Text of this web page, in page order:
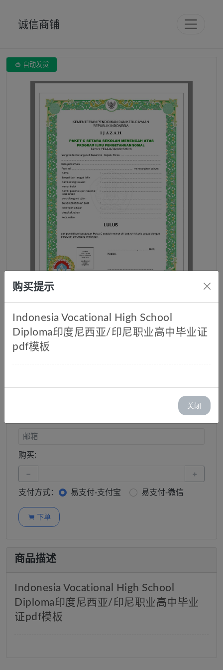
诚信商铺
 自动发货
印度尼西亚/印尼职业高中毕业证
购买:
− +
支付方式： 易支付-支付宝 易支付-微信
 下单
商品描述
Indonesia Vocational High School
Diploma印度尼西亚/印尼职业高中毕业
证pdf模板
购买提示
Indonesia Vocational High School
Diploma印度尼西亚/印尼职业高中毕业证
pdf模板
关闭